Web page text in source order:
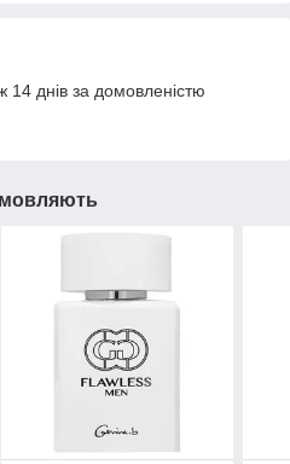
днів за домовленістю